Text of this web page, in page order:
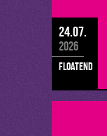
24.07.
2026
floatend